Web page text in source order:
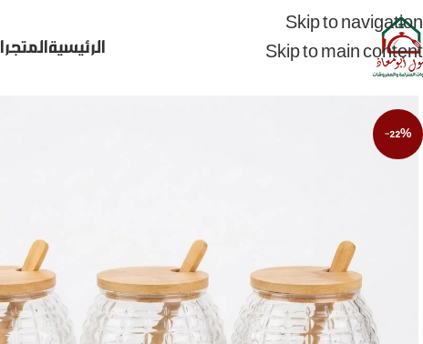
Skip to navigation
Skip to main content
الرئيسية المتجر
-22%